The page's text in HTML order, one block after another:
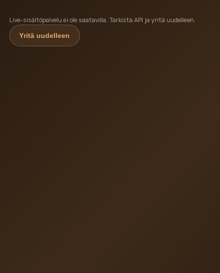
Live-sisältöpalvelu ei ole saatavilla. Tarkista API ja yritä uudelleen.
Yritä uudelleen